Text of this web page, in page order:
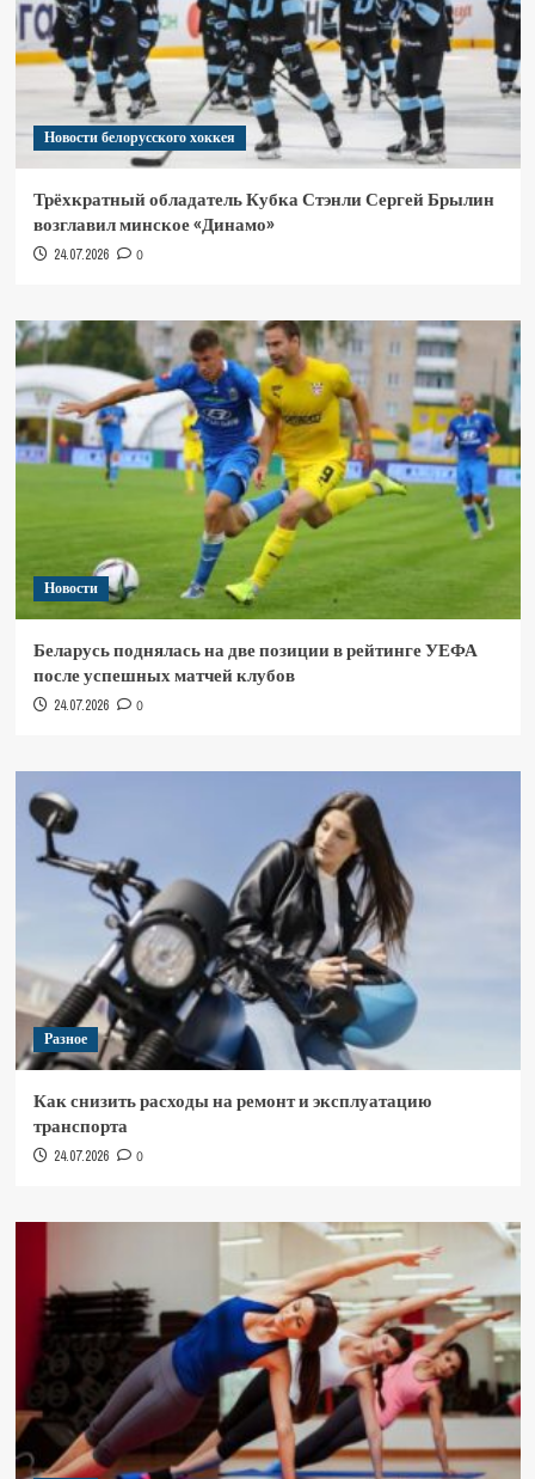
Новости белорусского хоккея
Трёхкратный обладатель Кубка Стэнли Сергей Брылин
возглавил минское «Динамо»
24.07.2026 0
Новости
Беларусь поднялась на две позиции в рейтинге УЕФА
после успешных матчей клубов
24.07.2026 0
Разное
Как снизить расходы на ремонт и эксплуатацию
транспорта
24.07.2026 0